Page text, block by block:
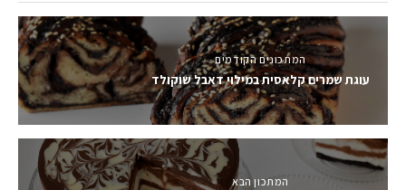
המתכונים הקודמים
עוגת שמרים קלאסית במילוי דאבל שוקולד
המתכון הבא